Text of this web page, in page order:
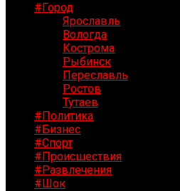
#Город
Ярославль
Вологда
Кострома
Рыбинск
Переславль
Ростов
Тутаев
#Политика
#Бизнес
#Спорт
#Происшествия
#Развлечения
#Шок